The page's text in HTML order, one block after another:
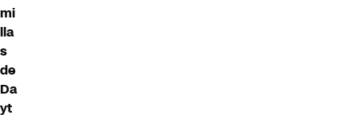
mi
lla
s
de
Da
yt